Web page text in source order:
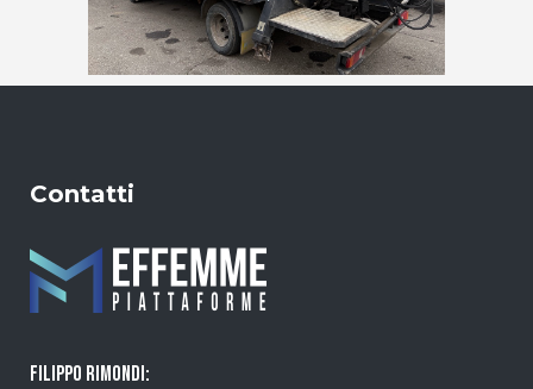
Contatti
FILIPPO RIMONDI: